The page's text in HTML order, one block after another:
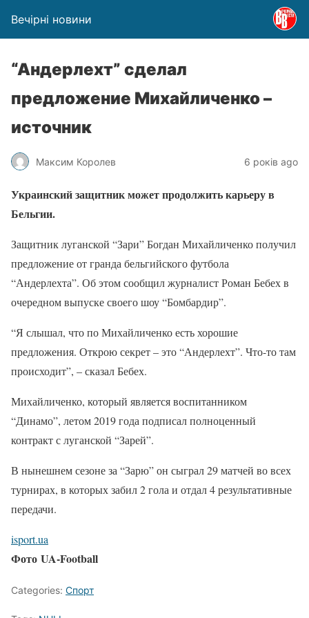
Вечірні новини
“Андерлехт” сделал
предложение Михайличенко –
источник
Максим Королев 6 років ago
Украинский защитник может продолжить карьеру в
Бельгии.
Защитник луганской “Зари” Богдан Михайличенко получил
предложение от гранда бельгийского футбола
“Андерлехта”. Об этом сообщил журналист Роман Бебех в
очередном выпуске своего шоу “Бомбардир”.
“Я слышал, что по Михайличенко есть хорошие
предложения. Открою секрет – это “Андерлехт”. Что-то там
происходит”, – сказал Бебех.
Михайличенко, который является воспитанником
“Динамо”, летом 2019 года подписал полноценный
контракт с луганской “Зарей”.
В нынешнем сезоне за “Зарю” он сыграл 29 матчей во всех
турнирах, в которых забил 2 гола и отдал 4 результативные
передачи.
isport.ua
Фото UA-Football
Categories: Спорт